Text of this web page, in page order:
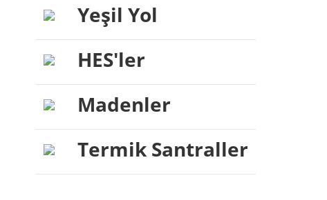
Yeşil Yol
HES'ler
Madenler
Termik Santraller